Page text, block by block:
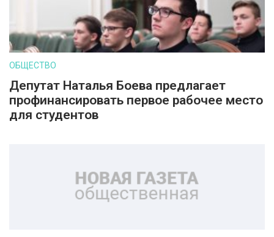
ОБЩЕСТВО
Депутат Наталья Боева предлагает
профинансировать первое рабочее место
для студентов